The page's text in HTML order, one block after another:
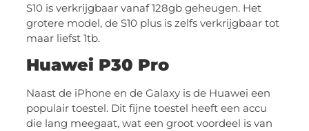
S10 is verkrijgbaar vanaf 128gb geheugen. Het
grotere model, de S10 plus is zelfs verkrijgbaar tot
maar liefst 1tb.
Huawei P30 Pro
Naast de iPhone en de Galaxy is de Huawei een
populair toestel. Dit fijne toestel heeft een accu
die lang meegaat, wat een groot voordeel is van